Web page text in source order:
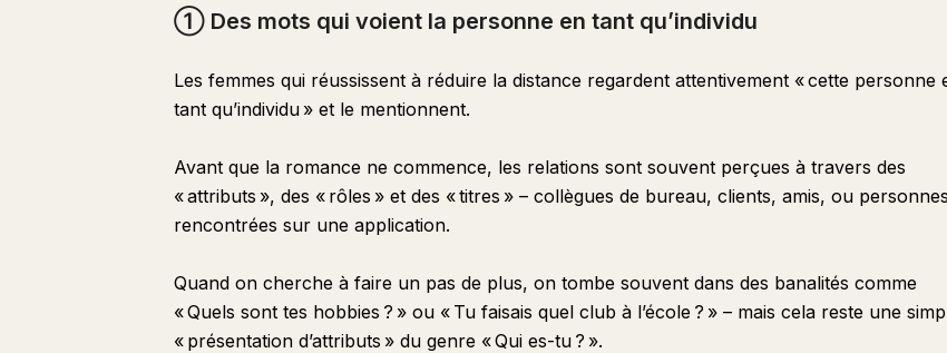
① Des mots qui voient la personne en tant qu’individu
Les femmes qui réussissent à réduire la distance regardent attentivement « cette personne
tant qu’individu » et le mentionnent.
Avant que la romance ne commence, les relations sont souvent perçues à travers des
« attributs », des « rôles » et des « titres » – collègues de bureau, clients, amis, ou personnes
rencontrées sur une application.
Quand on cherche à faire un pas de plus, on tombe souvent dans des banalités comme
« Quels sont tes hobbies ? » ou « Tu faisais quel club à l’école ? » – mais cela reste une
« présentation d’attributs » du genre « Qui es-tu ? ».